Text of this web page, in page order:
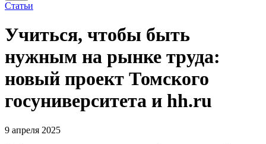
Статьи
Учиться, чтобы быть
нужным на рынке труда:
новый проект Томского
госуниверситета и hh.ru
9 апреля 2025